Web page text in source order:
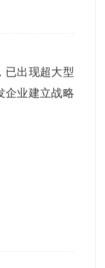
已出现超大型
企业建立战略